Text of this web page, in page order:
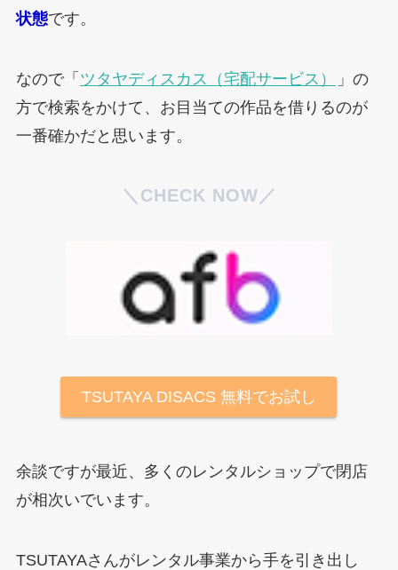
状態です。
なので「 ツタヤディスカス（宅配サービス）
」の
方で検索をかけて、お目当ての作品を借りるのが
一番確かだと思います。
＼CHECK NOW／
TSUTAYA DISACS 無料でお試し
余談ですが最近、多くのレンタルショップで閉店
が相次いでいます。
TSUTAYAさんがレンタル事業から手を引き出し